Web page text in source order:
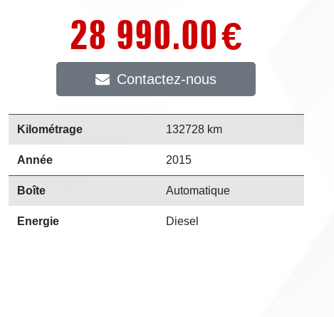
28 990.00€
Contactez-nous
Kilométrage 132728 km
Année 2015
Boîte Automatique
Energie Diesel